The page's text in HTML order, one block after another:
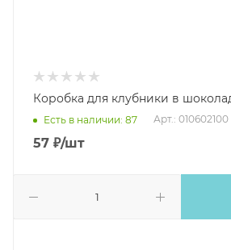
Коробка для клубники в
Есть в наличии: 87 Арт.: 010602100
57 ₽/шт